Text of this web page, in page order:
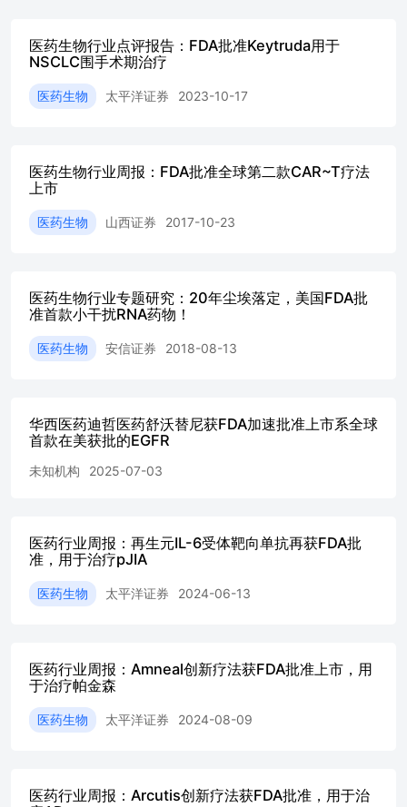
化MRD检测用于指导治疗决策..............................4新股上市
踪..................................................................8本周行情回
况.................................................................11推荐标
准...............................................4图3：循环肿瘤
段...........................................4图5：Signatera检测流程示意
图.............................................................5图6：IMVigor011
局...................................................................7图9：2023Q1-
份）和增速......................................7图10：Natera上调全年
引.............................................................7图11：申万一级
（%）.......................................................9图12：申万一级
（TTM）....................................................11图13：医药行
况.......................................................10 FDA批准全球首款
决策 Signatera是血液微小残留病灶（MRD）检测领域首个伴
的 肌 层 浸 润 性 膀 胱 癌(MIBC)患 者 ， 用 于
的MRD状态，对于MRD检测结果为阴性的患者，治疗干预
获批主要是基于全球III期IMvigor011临床试验的成功结果：
辅助治疗即可达到97%的2年OS。 资料来源：公司官网，国
式细胞术等）识别残存癌细胞（比如肿瘤细胞破裂后释放到
ctDNA），可用于肿瘤治疗的多个阶段：1）新辅助治疗阶段
预测复发风险比病理结果更准）；2）术后辅助治疗（复发风
是“做减法”）；3）随访监测（比传统手段更早发现复发，相
的重要增量应用。 图3：循环肿瘤DNA(ctDNA）示意图 图4
医药生物行业点评报告：FDA批准Keytruda用于
NSCLC围手术期治疗
医药生物 太平洋证券 2023-10-17
医药生物行业周报：FDA批准全球第二款CAR~T疗法
上市
医药生物 山西证券 2017-10-23
医药生物行业专题研究：20年尘埃落定，美国FDA批
准首款小干扰RNA药物！
医药生物 安信证券 2018-08-13
华西医药迪哲医药舒沃替尼获FDA加速批准上市系全球
首款在美获批的EGFR
未知机构 2025-07-03
医药行业周报：再生元IL-6受体靶向单抗再获FDA批
准，用于治疗pJIA
医药生物 太平洋证券 2024-06-13
医药行业周报：Amneal创新疗法获FDA批准上市，用
于治疗帕金森
医药生物 太平洋证券 2024-08-09
医药行业周报：Arcutis创新疗法获FDA批准，用于治